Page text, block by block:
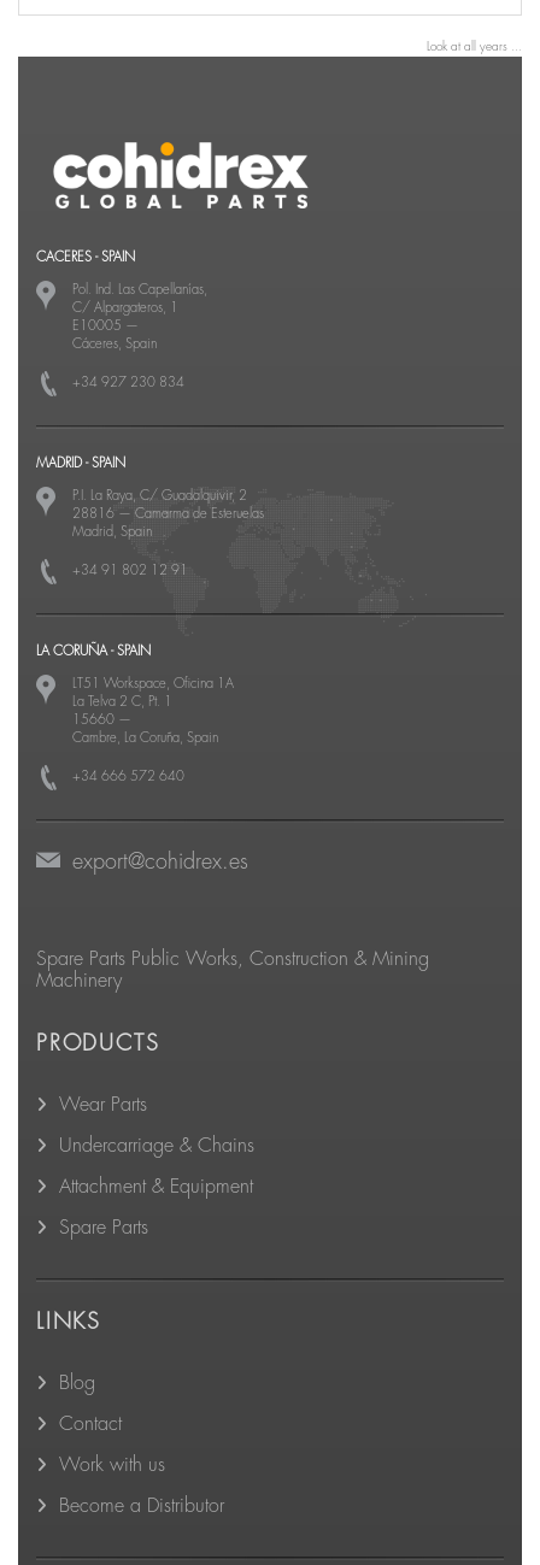
Look at all years ...
CACERES - SPAIN
Pol. Ind. Las Capellanías,
C/ Alpargateros, 1
E10005 —
Cáceres, Spain
+34 927 230 834
MADRID - SPAIN
P.I. La Raya, C/ Guadalquivir, 2
28816 — Camarma de Esteruelas
Madrid, Spain
+34 91 802 12 91
LA CORUÑA - SPAIN
LT51 Workspace, Oficina 1A
La Telva 2 C, Pt. 1
15660 —
Cambre, La Coruña, Spain
+34 666 572 640
export@cohidrex.es
Spare Parts Public Works, Construction & Mining
Machinery
PRODUCTS
Wear Parts
Undercarriage & Chains
Attachment & Equipment
Spare Parts
LINKS
Blog
Contact
Work with us
Become a Distributor